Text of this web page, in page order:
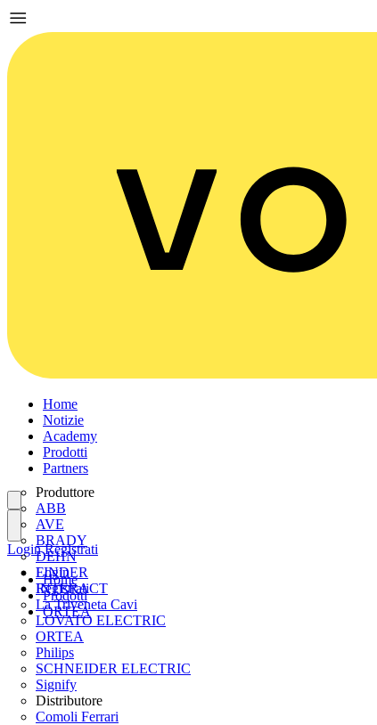
Home
Notizie
Academy
Prodotti
Partners
Produttore
ABB
AVE
BRADY
DEHN
FINDER
INTERACT
La Triveneta Cavi
LOVATO ELECTRIC
ORTEA
Philips
SCHNEIDER ELECTRIC
Signify
Distributore
Comoli Ferrari
Login
Registrati
Login Registrati
Home
Prodotti
ORTEA